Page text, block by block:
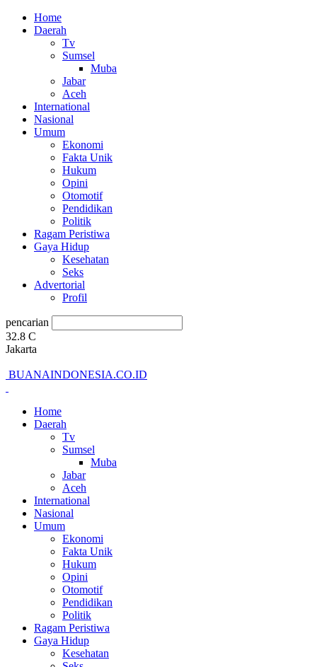
Home
Daerah
Tv
Sumsel
Muba
Jabar
Aceh
International
Nasional
Umum
Ekonomi
Fakta Unik
Hukum
Opini
Otomotif
Pendidikan
Politik
Ragam Peristiwa
Gaya Hidup
Kesehatan
Seks
Advertorial
Profil
pencarian
32.8 C
Jakarta
BUANAINDONESIA.CO.ID
Home
Daerah
Tv
Sumsel
Muba
Jabar
Aceh
International
Nasional
Umum
Ekonomi
Fakta Unik
Hukum
Opini
Otomotif
Pendidikan
Politik
Ragam Peristiwa
Gaya Hidup
Kesehatan